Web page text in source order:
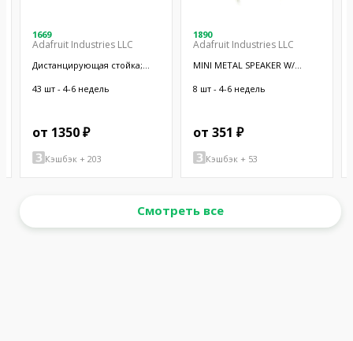
1669
Adafruit Industries LLC
Дистанцирующая стойка;
латунь; никель
43 шт - 4-6 недель
от 1350 ₽
Кэшбэк + 203
1890
Adafruit Industries LLC
MINI METAL SPEAKER W/
8 шт - 4-6 недель
от 351 ₽
Кэшбэк + 53
Смотреть все